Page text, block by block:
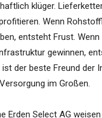
klüger.
Wenn
entsteht Frust.
gewinnen,
der beste Freund der
im Großen.
Erden Select AG